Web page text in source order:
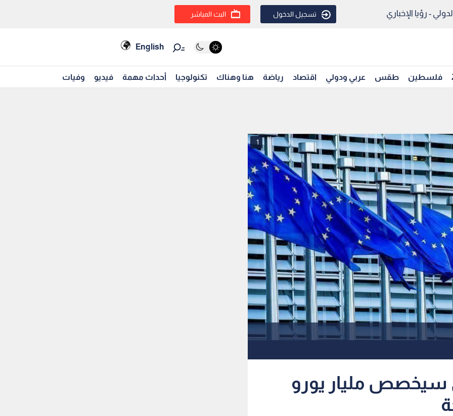
- رؤيا الإخباري تسجيل الدخول البث المباشر
English
فلسطين طقس عربي ودولي اقتصاد رياضة هنا وهناك تكنولوجيا أحداث مهمة فيديو وفيات
1
سيخصص مليار يورو